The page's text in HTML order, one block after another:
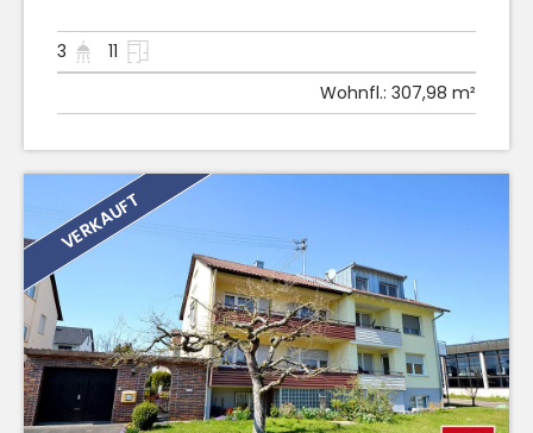
3
11
Wohnfl.: 307,98 m²
VERKAUFT